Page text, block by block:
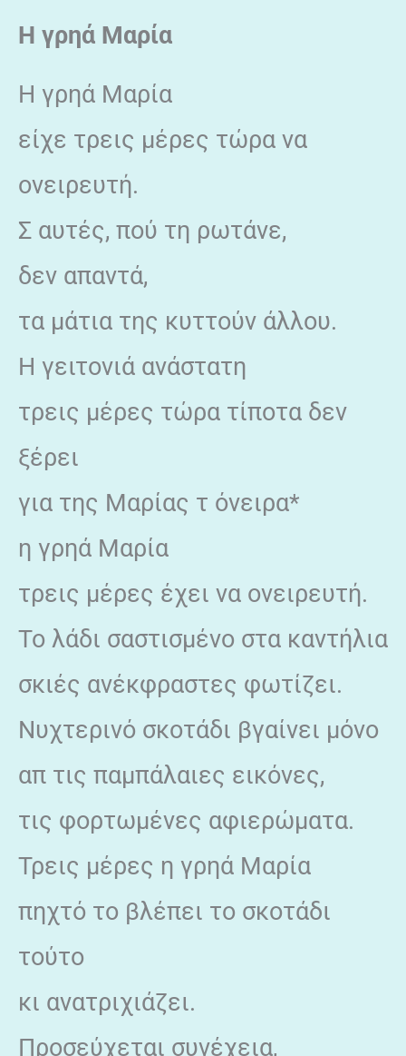
Η γρηά Μαρία
Η γρηά Μαρία
είχε τρεις μέρες τώρα να
ονειρευτή.
Σ αυτές, πού τη ρωτάνε,
δεν απαντά,
τα μάτια της κυττούν άλλου.
Η γειτονιά ανάστατη
τρεις μέρες τώρα τίποτα δεν
ξέρει
για της Μαρίας τ όνειρα*
η γρηά Μαρία
τρεις μέρες έχει να ονειρευτή.
Το λάδι σαστισμένο στα καντήλια
σκιές ανέκφραστες φωτίζει.
Νυχτερινό σκοτάδι βγαίνει μόνο
απ τις παμπάλαιες εικόνες,
τις φορτωμένες αφιερώματα.
Τρεις μέρες η γρηά Μαρία
πηχτό το βλέπει το σκοτάδι
τούτο
κι ανατριχιάζει.
Προσεύχεται συνέχεια,